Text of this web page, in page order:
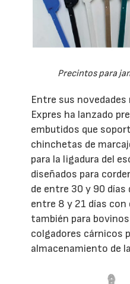
Precintos para
Entre sus
Expres ha lanzado
embutidos que
chinchetas de
para la ligadura del
diseñados para
de entre 30 y 90 días
entre 8 y 21 días
también para
colgadores cárnicos
almacenamiento de